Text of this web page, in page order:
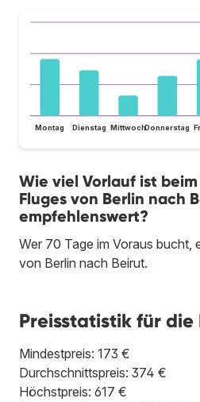
Montag Dienstag MittwochDonnerstag
Wie viel Vorlauf ist
Fluges von Berlin nach
empfehlenswert?
Wer 70 Tage im Voraus bucht,
von Berlin nach Beirut.
Preisstatistik für die
Mindestpreis: 173 €
Durchschnittspreis: 374 €
Höchstpreis: 617 €